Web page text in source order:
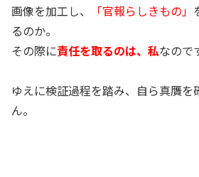
画像を加工し、
「官報らしきもの」
るのか。
その際に責任を取るのは、私なので
ゆえに検証過程を踏み、自ら真贋を
ん。